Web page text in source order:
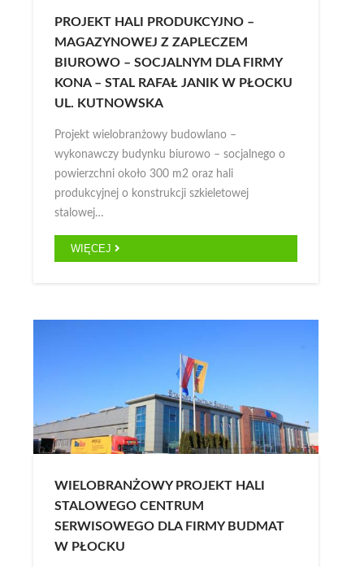
PROJEKT HALI PRODUKCYJNO –
MAGAZYNOWEJ Z ZAPLECZEM
BIUROWO – SOCJALNYM DLA FIRMY
KONA – STAL RAFAŁ JANIK W PŁOCKU
UL. KUTNOWSKA
Projekt wielobranżowy budowlano –
wykonawczy budynku biurowo – socjalnego o
powierzchni około 300 m2 oraz hali
produkcyjnej o konstrukcji szkieletowej
stalowej…
WIĘCEJ
WIELOBRANŻOWY PROJEKT HALI
STALOWEGO CENTRUM
SERWISOWEGO DLA FIRMY BUDMAT
W PŁOCKU